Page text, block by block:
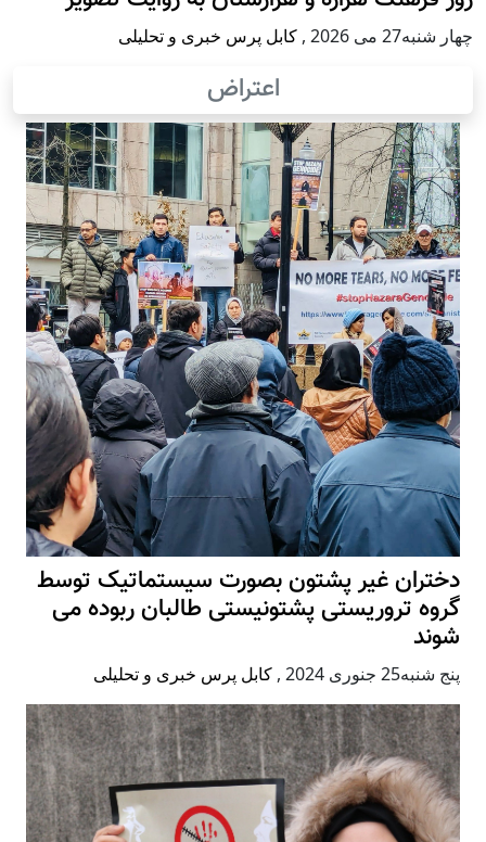
چهار شنبه27 می 2026 , کابل پرس خبری و تحلیلی
اعتراض
دختران غیر پشتون بصورت سیستماتیک توسط
گروه تروریستی پشتونیستی طالبان ربوده می
شوند
پنج شنبه25 جنوری 2024 , کابل پرس خبری و تحلیلی